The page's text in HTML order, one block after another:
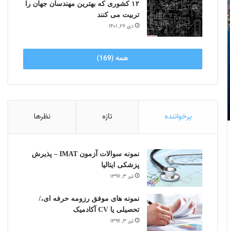
۱۲ کشوری که بهترین مهندسان جهان را
تربیت می کنند
دی ۲۶, ۱۴۰۱
همه (169)
پرخواننده تازه نظرها
نمونه سوالات آزمون IMAT – پذیرش
پزشکی ایتالیا
تیر ۳, ۱۳۹۶
نمونه های موفق رزومه حرفه ای،/
تحصیلی یا CV آکادمیک
تیر ۳, ۱۳۹۶